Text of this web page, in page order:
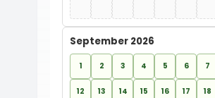
September 2026
1 2 3 4 5 6 7
12 13 14 15 16 17 18